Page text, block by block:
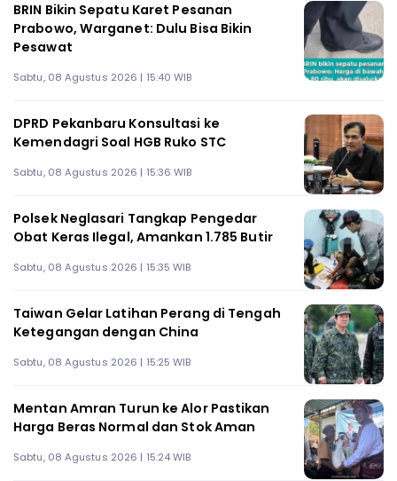
BRIN Bikin Sepatu Karet Pesanan
Prabowo, Warganet: Dulu Bisa Bikin
Pesawat
Sabtu, 08 Agustus 2026 | 15:40 WIB
DPRD Pekanbaru Konsultasi ke
Kemendagri Soal HGB Ruko STC
Sabtu, 08 Agustus 2026 | 15:36 WIB
Polsek Neglasari Tangkap Pengedar
Obat Keras Ilegal, Amankan 1.785 Butir
Sabtu, 08 Agustus 2026 | 15:35 WIB
Taiwan Gelar Latihan Perang di Tengah
Ketegangan dengan China
Sabtu, 08 Agustus 2026 | 15:25 WIB
Mentan Amran Turun ke Alor Pastikan
Harga Beras Normal dan Stok Aman
Sabtu, 08 Agustus 2026 | 15:24 WIB